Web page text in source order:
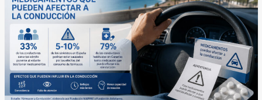
rescates
en
litoral